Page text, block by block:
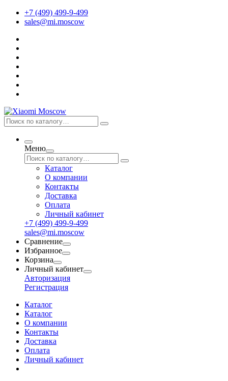
+7 (499) 499-9-499
sales@mi.moscow
Меню
Каталог
О компании
Контакты
Доставка
Оплата
Личный кабинет
+7 (499) 499-9-499
sales@mi.moscow
Сравнение
Избранное
Корзина
Личный кабинет
Авторизация
Регистрация
Каталог
Каталог
О компании
Контакты
Доставка
Оплата
Личный кабинет